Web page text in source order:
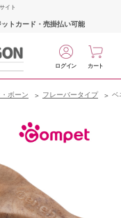
イト
ットカード・売掛払い可能
ログイン カート
ボーン フレーバータイプ ベ